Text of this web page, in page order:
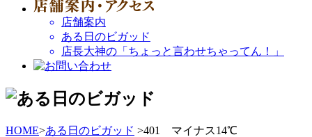
店舗案内
ある日のビガッド
店長大神の「ちょっと言わせちゃってん！」
HOME>ある日のビガッド >401 マイナス14℃